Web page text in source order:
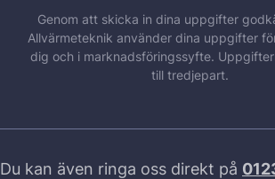
Genom att skicka in dina uppgifter
Allvärmeteknik använder dina uppgifter
dig och i marknadsföringssyfte.
till tredjepart.
Du kan även ringa oss direkt på